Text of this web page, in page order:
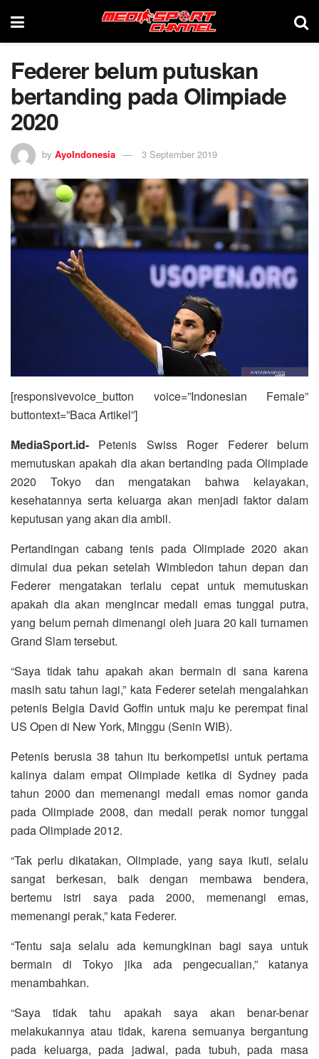
Federer belum putuskan
bertanding pada Olimpiade
2020
by AyoIndonesia 3 September 2019
[responsivevoice_button voice=”Indonesian Female”
buttontext=”Baca Artikel”]
MediaSport.id- Petenis Swiss Roger Federer belum
memutuskan apakah dia akan bertanding pada Olimpiade
2020 Tokyo dan mengatakan bahwa kelayakan,
kesehatannya serta keluarga akan menjadi faktor dalam
keputusan yang akan dia ambil.
Pertandingan cabang tenis pada Olimpiade 2020 akan
dimulai dua pekan setelah Wimbledon tahun depan dan
Federer mengatakan terlalu cepat untuk memutuskan
apakah dia akan mengincar medali emas tunggal putra,
yang belum pernah dimenangi oleh juara 20 kali turnamen
Grand Slam tersebut.
“Saya tidak tahu apakah akan bermain di sana karena
masih satu tahun lagi,” kata Federer setelah mengalahkan
petenis Belgia David Goffin untuk maju ke perempat final
US Open di New York, Minggu (Senin WIB).
Petenis berusia 38 tahun itu berkompetisi untuk pertama
kalinya dalam empat Olimpiade ketika di Sydney pada
tahun 2000 dan memenangi medali emas nomor ganda
pada Olimpiade 2008, dan medali perak nomor tunggal
pada Olimpiade 2012.
“Tak perlu dikatakan, Olimpiade, yang saya ikuti, selalu
sangat berkesan, baik dengan membawa bendera,
bertemu istri saya pada 2000, memenangi emas,
memenangi perak,” kata Federer.
“Tentu saja selalu ada kemungkinan bagi saya untuk
bermain di Tokyo jika ada pengecualian,” katanya
menambahkan.
“Saya tidak tahu apakah saya akan benar-benar
melakukannya atau tidak, karena semuanya bergantung
pada keluarga, pada jadwal, pada tubuh, pada masa